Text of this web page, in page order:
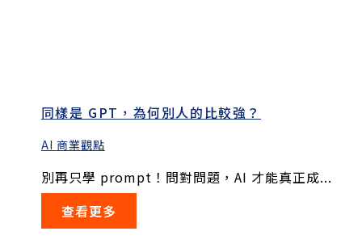
同樣是 GPT，為何別人的比較強？
AI 商業觀點
別再只學 prompt！問對問題，AI 才能真正成...
查看更多